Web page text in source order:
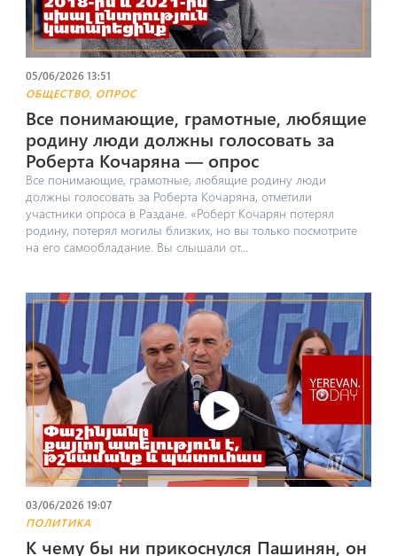
05/06/2026 13:51
ОБЩЕСТВО, ОПРОС
Все понимающие, грамотные, любящие
родину люди должны голосовать за
Роберта Кочаряна — опрос
Все понимающие, грамотные, любящие родину люди
должны голосовать за Роберта Кочаряна, отметили
участники опроса в Раздане. «Роберт Кочарян потерял
родину, потерял могилы близких, но вы только посмотрите
на его самообладание. Вы слышали от...
03/06/2026 19:07
ПОЛИТИКА
К чему бы ни прикоснулся Пашинян, он